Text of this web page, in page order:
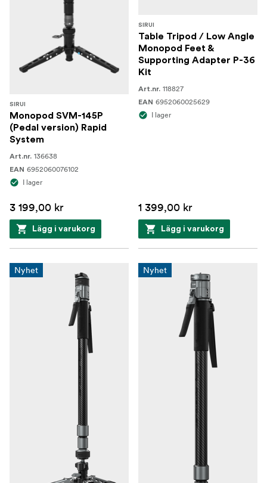
SIRUI
Monopod SVM-145P
(Pedal version) Rapid
System
Art.nr. 136638
EAN 6952060076102
I lager
3 199,00 kr
Lägg i varukorg
SIRUI
Table Tripod / Low Angle
Monopod Feet &
Supporting Adapter P-36
Kit
Art.nr. 118827
EAN 6952060025629
I lager
1 399,00 kr
Lägg i varukorg
Nyhet Nyhet